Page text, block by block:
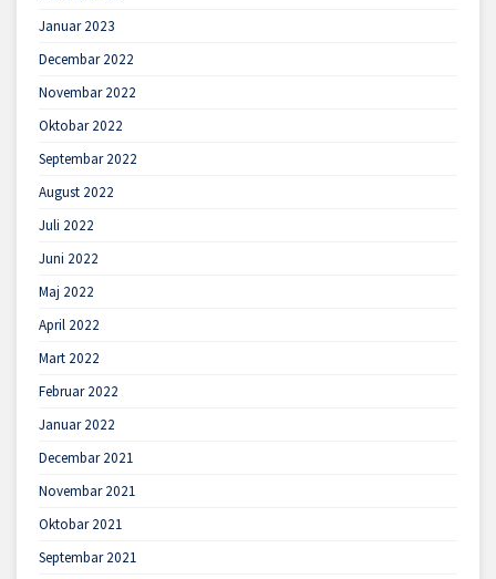
Januar 2023
Decembar 2022
Novembar 2022
Oktobar 2022
Septembar 2022
August 2022
Juli 2022
Juni 2022
Maj 2022
April 2022
Mart 2022
Februar 2022
Januar 2022
Decembar 2021
Novembar 2021
Oktobar 2021
Septembar 2021